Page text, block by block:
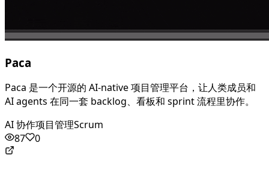
Paca
Paca 是一个开源的 AI-native 项目管理平台，让人类成员和
AI agents 在同一套 backlog、看板和 sprint 流程里协作。
AI 协作项目管理Scrum
87
0